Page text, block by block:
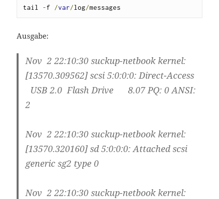
tail -f /var/log/messages
Ausgabe:
Nov 2 22:10:30 suckup-netbook kernel:
[13570.309562] scsi 5:0:0:0: Direct-Access
USB 2.0 Flash Drive 8.07 PQ: 0 ANSI:
2
Nov 2 22:10:30 suckup-netbook kernel:
[13570.320160] sd 5:0:0:0: Attached scsi
generic sg2 type 0
Nov 2 22:10:30 suckup-netbook kernel: